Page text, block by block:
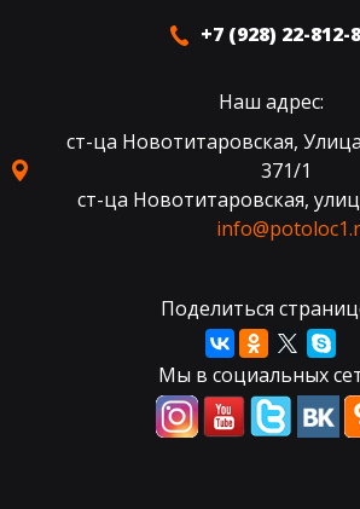
+7 (928) 22-812-
Наш адрес:
ст-ца Новотитаровская,
371/1
ст-ца Новотитаровская,
Поделиться
Мы в социальных